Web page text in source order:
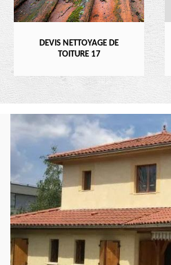
DEVIS NETTOYAGE DE
TOITURE 17